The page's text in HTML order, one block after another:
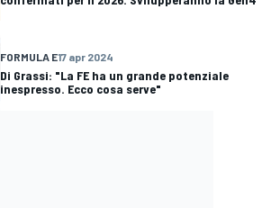
FORMULA E17 apr 2024
Di Grassi: "La FE ha un grande potenziale
inespresso. Ecco cosa serve"